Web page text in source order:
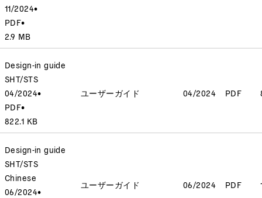
11/2024•
PDF•
2.9 MB
Design-in guide
SHT/STS
04/2024•
PDF•
822.1 KB
ユーザーガイド 04/2024 PDF
Design-in guide
SHT/STS
Chinese
06/2024•
ユーザーガイド 06/2024 PDF